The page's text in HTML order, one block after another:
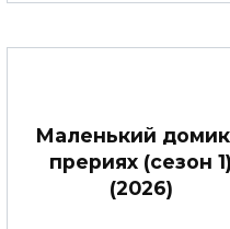
Маленький
прериях (сезон
(2026)